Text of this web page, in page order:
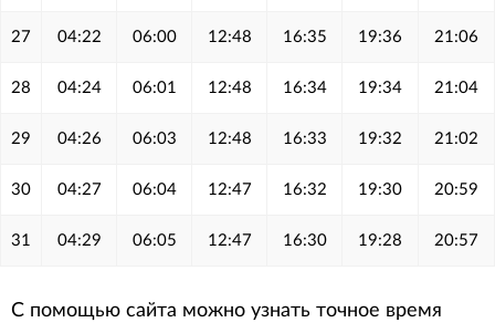
27 04:22 06:00 12:48 16:35 19:36 21:06
28 04:24 06:01 12:48 16:34 19:34 21:04
29 04:26 06:03 12:48 16:33 19:32 21:02
30 04:27 06:04 12:47 16:32 19:30 20:59
31 04:29 06:05 12:47 16:30 19:28 20:57
С помощью сайта можно узнать точное время